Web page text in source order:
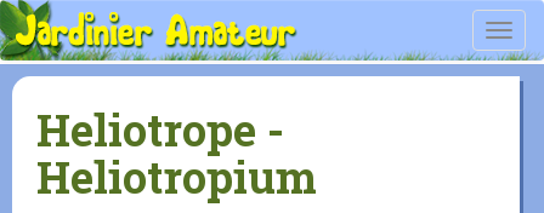
Heliotrope -
Heliotropium